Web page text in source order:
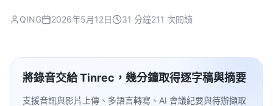
QING 2026年5月12日 31 分鐘211 次閱讀
將錄音交給 Tinrec，幾分鐘取得逐字稿與摘要
支援音訊與影片上傳、多語言轉寫、AI 會議紀要與待辦擷取